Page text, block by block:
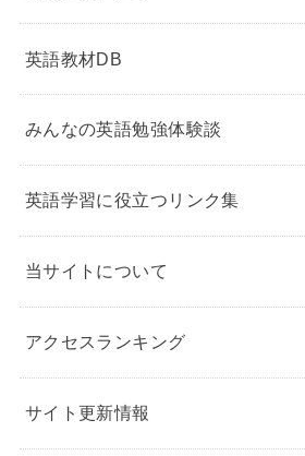
英語教材DB
みんなの英語勉強体験談
英語学習に役立つリンク集
当サイトについて
アクセスランキング
サイト更新情報